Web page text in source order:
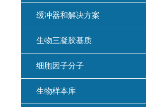
缓冲器和解决方案
生物三凝胶基质
细胞因子分子
生物样本库